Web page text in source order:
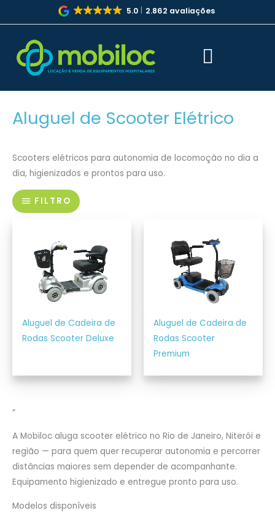
para
conteúdo
5.0 2.862 avaliações
Aluguel de Scooter Elétrico
Scooters elétricos para autonomia de locomoção no dia a
dia, higienizados e prontos para uso.
FILTRO
Aluguel de Cadeira de
Rodas Scooter Deluxe
Aluguel de Cadeira de
Rodas Scooter
Premium
“
A Mobiloc aluga scooter elétrico no Rio de Janeiro, Niterói e
região — para quem quer recuperar autonomia e percorrer
distâncias maiores sem depender de acompanhante.
Equipamento higienizado e entregue pronto para uso.
Modelos disponíveis